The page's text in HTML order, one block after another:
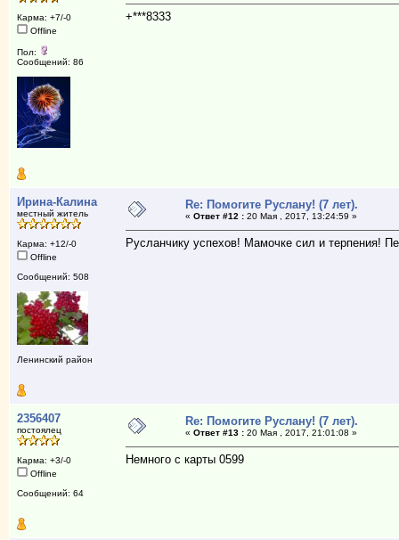
Карма: +7/-0
Offline
Пол:
Сообщений: 86
+***8333
Ирина-Калина
местный житель
Карма: +12/-0
Offline
Сообщений: 508
Ленинский район
Re: Помогите Руслану! (7 лет).
« Ответ #12 :20 Мая , 2017, 13:24:59 »
Русланчику успехов! Мамочке сил и терпения!
2356407
постоялец
Карма: +3/-0
Offline
Сообщений: 64
Re: Помогите Руслану! (7 лет).
« Ответ #13 :20 Мая , 2017, 21:01:08 »
Немного с карты 0599